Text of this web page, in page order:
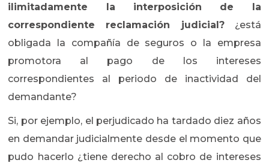
ilimitadamente la interposición de la
correspondiente reclamación judicial?¿está
obligada la compañía de seguros o la empresa
promotora al pago de los intereses
correspondientes al periodo de inactividad del
demandante?
Si, por ejemplo, el perjudicado ha tardado diez años
en demandar judicialmente desde el momento que
pudo hacerlo ¿tiene derecho al cobro de intereses